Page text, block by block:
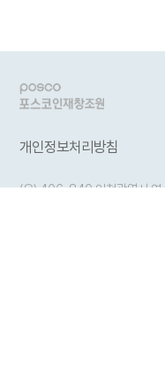
개인정보처리방침
(우) 406-840 인천광역시 연